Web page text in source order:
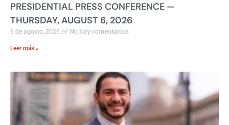
PRESIDENTIAL PRESS CONFERENCE —
THURSDAY, AUGUST 6, 2026
6 de agosto, 2026 No hay comentarios
Leer más »